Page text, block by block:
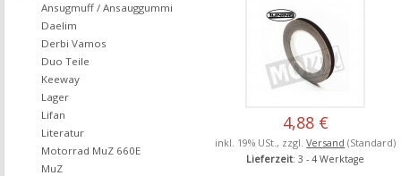
4,88 €
inkl. 19% USt., zzgl.Versand (Standard)
Lieferzeit: 3 - 4 Werktage
Ansugmuff / Ansauggummi
Daelim
Derbi Vamos
Duo Teile
Keeway
Lager
Lifan
Literatur
Motorrad MuZ 660E
MuZ